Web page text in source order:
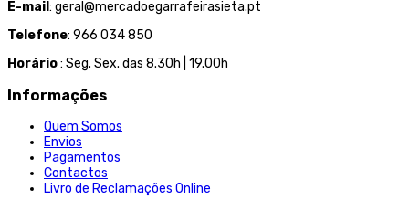
E-mail: geral@mercadoegarrafeirasieta.pt
Telefone: 966 034 850
Horário: Seg. Sex. das 8.30h | 19.00h
Informações
Quem Somos
Envios
Pagamentos
Contactos
Livro de Reclamações Online